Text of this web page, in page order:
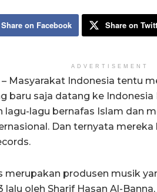
Share on Facebook Share on
ADVERTISEMENT
Masyarakat Indonesia tentu
baru saja datang ke
lagu bernafas Islam dan
Dan ternyata mereka
merupakan produsen musik
lalu oleh Sharif Hasan Al-